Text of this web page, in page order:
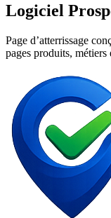
Logiciel
Page d’atterrissage
pages produits, métiers